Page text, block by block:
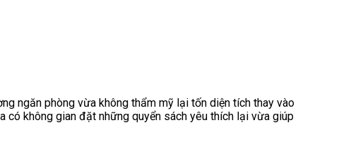
ngăn phòng vừa không thẩm mỹ lại tốn diện tích thay vào
có không gian đặt những quyển sách yêu thích lại vừa giúp